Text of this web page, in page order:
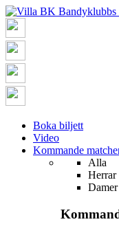
Boka biljett
Video
Kommande
Alla
Herrar
Damer